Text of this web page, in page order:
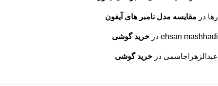
رها در مقایسه مدل نامبر های آیفون
ehsan mashhadi در خرید گوشی
عبدالزهراجاسمی در خرید گوشی